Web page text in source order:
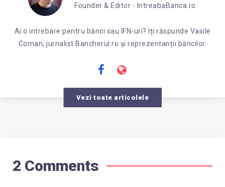
Founder & Editor - IntreabaBanca.ro
Ai o intrebare pentru bănci sau IFN-uri? Iți răspunde Vasile
Coman, jurnalist Bancherul.ro și reprezentanții băncilor.
Vezi toate articolele
2 Comments